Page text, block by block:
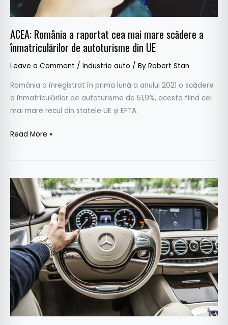
ACEA: România a raportat cea mai mare scădere a
înmatriculărilor de autoturisme din UE
Leave a Comment / Industrie auto / By Robert Stan
România a înregistrat în prima lună a anului 2021 o scădere
a înmatriculărilor de autoturisme de 51,9%, acesta fiind cel
mai mare recul din statele UE și EFTA.
înmatriculărilor
de
autoturisme
UE
Read More »
De
ce
devenit
atât
de
populare
mașinile
second
hand?
Află